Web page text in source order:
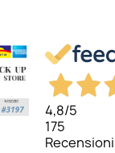
4,8/5
175
Recensioni